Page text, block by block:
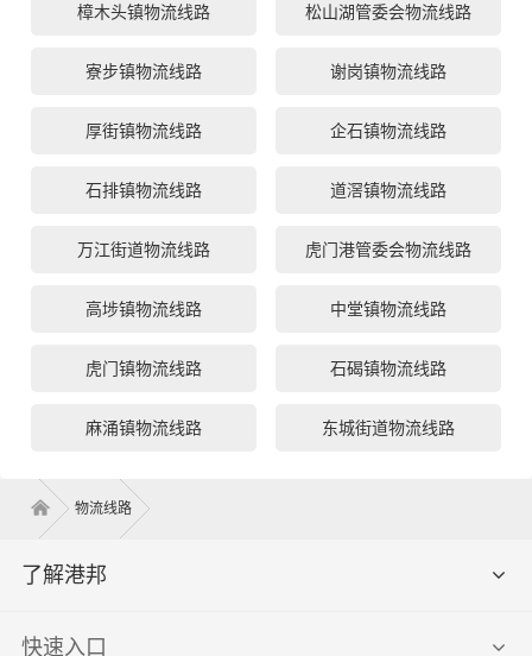
樟木头镇物流线路 松山湖管委会物流线路
寮步镇物流线路 谢岗镇物流线路
厚街镇物流线路 企石镇物流线路
石排镇物流线路 道滘镇物流线路
万江街道物流线路 虎门港管委会物流线路
高埗镇物流线路 中堂镇物流线路
虎门镇物流线路 石碣镇物流线路
麻涌镇物流线路 东城街道物流线路
物流线路
了解港邦
快速入口